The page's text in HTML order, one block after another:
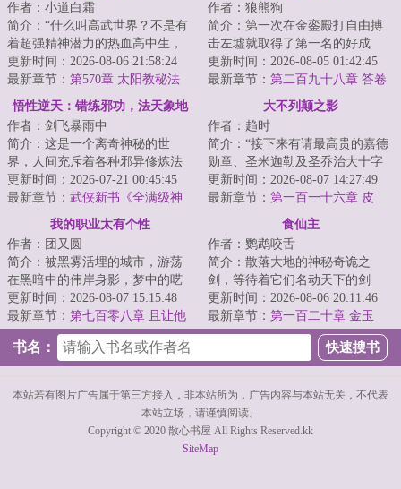
作者：小道白霜
简介：“什么叫高武世界？不是有
着超强精神潜力的热血高中生，
不是有神秘的意识宫殿的天才。
这庞大的世界...
更新时间：2026-08-06 21:58:24
最新章节： 第570章 太阳教秘法
【二更】
作者：狼熊狗
简介：第一次在金銮殿打自由搏
击左墟就取得了第一名的好成
绩。面对私养十万重骑兵的进
士，用白粥榨菜活人...
更新时间：2026-08-05 01:42:45
最新章节： 第二百九十八章 答卷
悟性逆天：错练邪功，法天象地
作者：剑飞暴雨中
简介：这是一个离奇神秘的世
界，人间充斥着各种邪异修炼法
门，人一旦修炼，轻者容貌性情
变化，入魔发癫，...
更新时间：2026-07-21 00:45:45
最新章节： 武侠新书《全满级神
功，全江湖只有我能练成》
大不列颠之影
作者：趋时
简介：“接下来有请最高贵的嘉德
勋章、圣米迦勒及圣乔治大十字
骑士勋章、巴斯大十字骑士勋
章、维多利亚十...
更新时间：2026-08-07 14:27:49
最新章节： 第一百一十六章 皮
尔，老实说，你他妈是不是法国
我的职业太有个性
作者：团又圆
简介：被黑雾活埋的城市，游荡
在黑暗中的伟岸身影，梦中的呓
语，如山岳的金属残骸，这是一
个疯狂的世界，...
更新时间：2026-08-07 15:15:48
最新章节： 第七百零八章 且让他
登门掂量掂量
食仙主
作者：鹦鹉咬舌
简介：散落大地的神秘奇诡之
剑，等待着它们名动天下的剑
主。谁人又能勘悟流传万古的奇
术绝经？长安百坊间...
更新时间：2026-08-06 20:11:46
最新章节： 第一百二十章 金玉
书名：
本站若有图片广告属于第三方接入，非本站所为，广告内容与本站无关，不代表
本站立场，请谨慎阅读。
Copyright © 2020 散心书屋 All Rights Reserved.kk
SiteMap